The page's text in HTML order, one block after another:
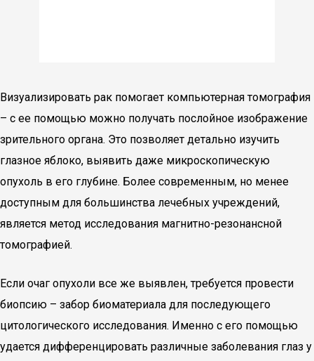
Визуализировать рак помогает компьютерная томография
– с ее помощью можно получать послойное изображение
зрительного органа. Это позволяет детально изучить
глазное яблоко, выявить даже микроскопическую
опухоль в его глубине. Более современным, но менее
доступным для большинства лечебных учреждений,
является метод исследования магнитно-резонансной
томографией.
Если очаг опухоли все же выявлен, требуется провести
биопсию – забор биоматериала для последующего
цитологического исследования. Именно с его помощью
удается дифференцировать различные заболевания глаз у